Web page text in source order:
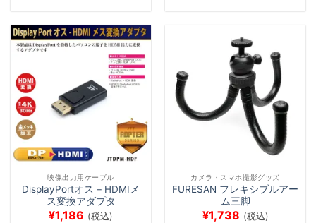
映像出力用ケーブル
DisplayPortオス – HDMIメ
ス変換アダプタ
¥1,186 (税込)
カメラ・スマホ撮影グッズ
FURESAN フレキシブルアー
ム三脚
¥1,738 (税込)